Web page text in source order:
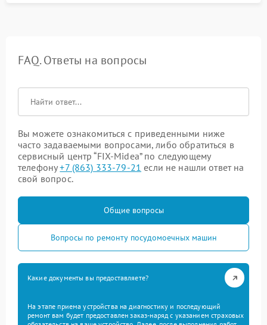
FAQ. Ответы на вопросы
Вы можете ознакомиться с приведенными ниже
часто задаваемыми вопросами, либо обратиться в
сервисный центр “FIX-Midea” по следующему
телефону+7 (863) 333-79-21 если не нашли ответ на
свой вопрос.
Общие вопросы
Вопросы по ремонту посудомоечных машин
Какие документы вы предоставляете?
На этапе приема устройства на диагностику и последующий
ремонт вам будет предоставлен заказ-наряд с указанием страховых